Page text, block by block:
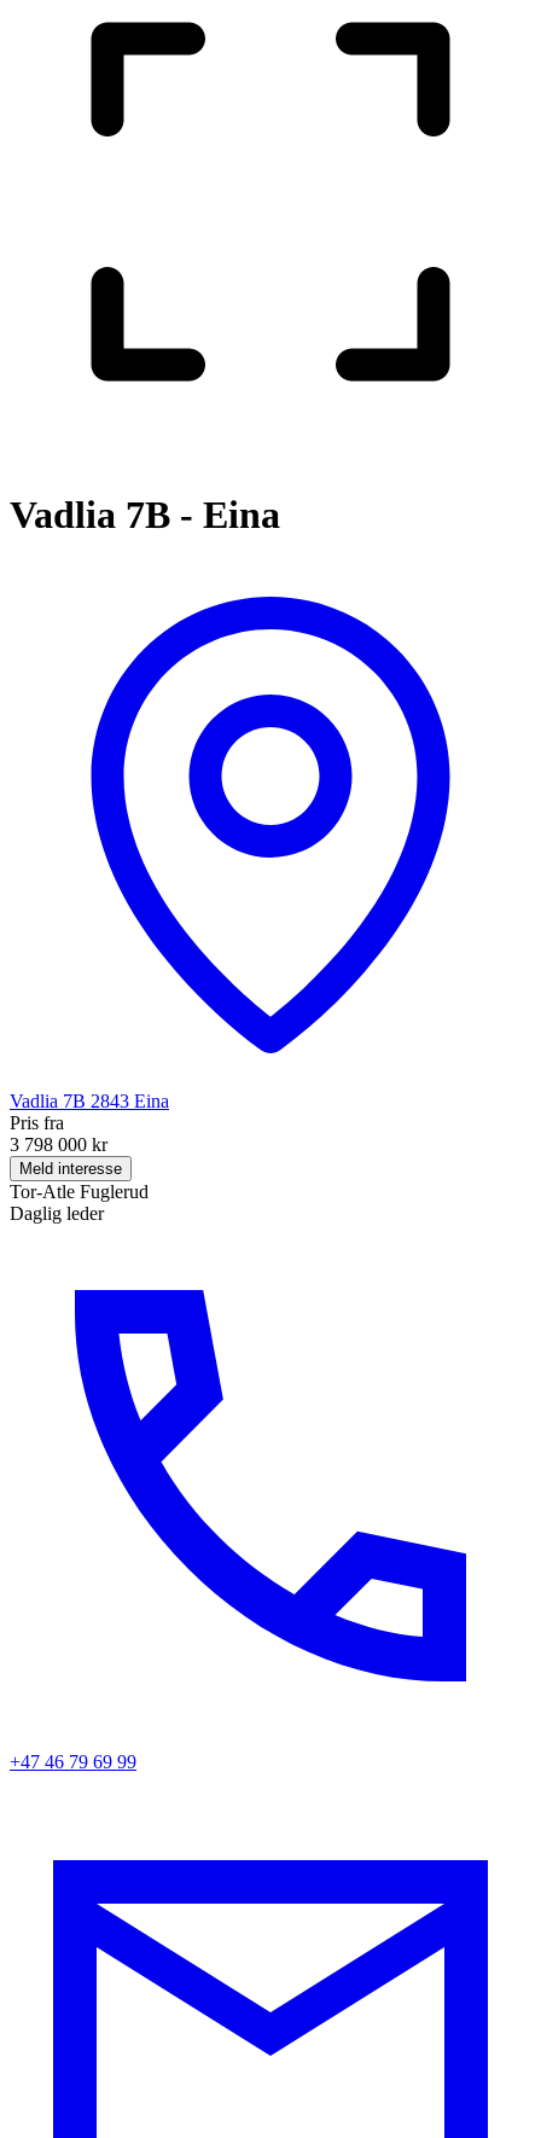
Vadlia 7B - Eina
Vadlia 7B 2843 Eina
Pris fra
3 798 000 kr
Meld interesse
Tor-Atle Fuglerud
Daglig leder
+47 46 79 69 99